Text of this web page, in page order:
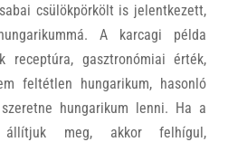
csülökpörkölt is jelentkezett,
A karcagi példa
receptúra, gasztronómiai érték,
feltétlen hungarikum, hasonló
hungarikum lenni. Ha a
meg, akkor felhígul,